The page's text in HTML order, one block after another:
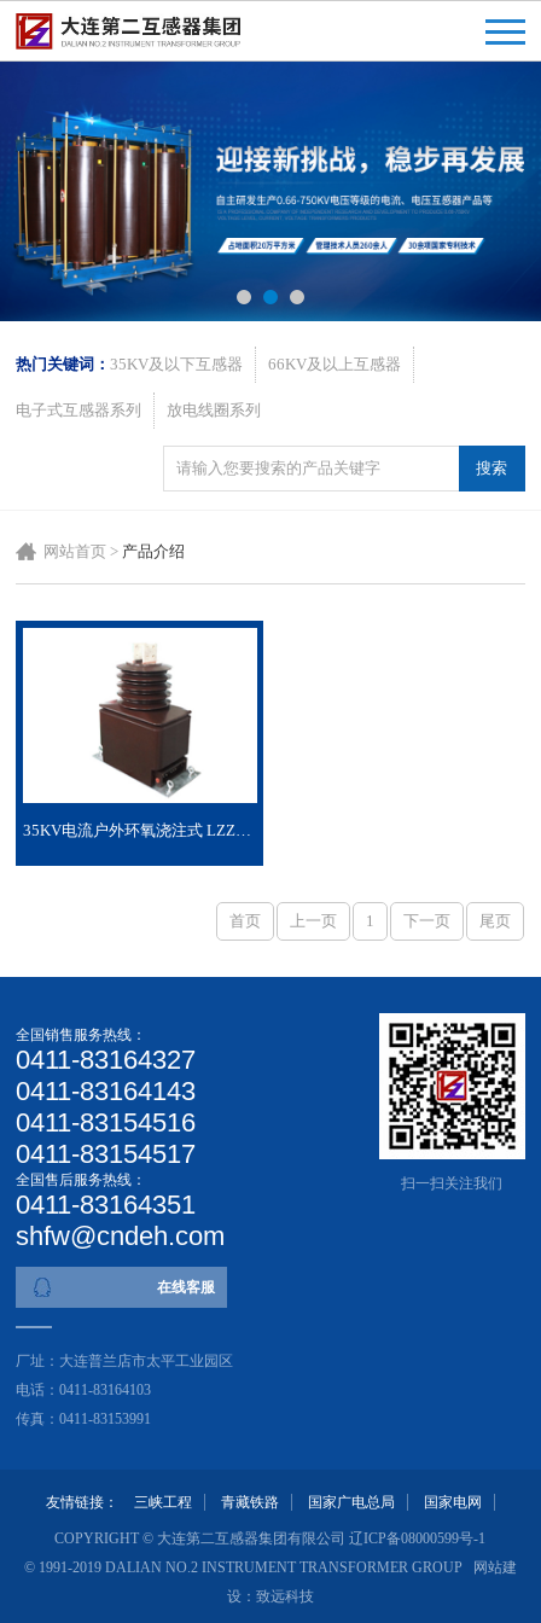
热门关键词：35KV及以下互感器 66KV及以上互感器
电子式互感器系列 放电线圈系列
网站首页 > 产品介绍
35KV电流户外环氧浇注式 LZZQJ18-35W
首页 上一页 1 下一页 尾页
扫一扫关注我们
全国销售服务热线：
0411-83164327
0411-83164143
0411-83154516
0411-83154517
全国售后服务热线：
0411-83164351
shfw@cndeh.com
在线客服
厂址：大连普兰店市太平工业园区
电话：0411-83164103
传真：0411-83153991
友情链接： 三峡工程 青藏铁路 国家广电总局 国家电网
COPYRIGHT © 大连第二互感器集团有限公司辽ICP备08000599号-1
© 1991-2019 DALIAN NO.2 INSTRUMENT TRANSFORMER GROUP 网站建
设： 致远科技